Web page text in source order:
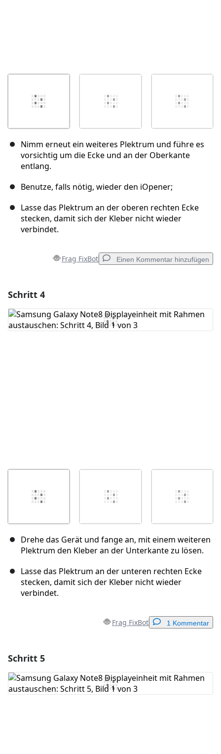
Nimm erneut ein weiteres Plektrum und führe es
vorsichtig um die Ecke und an der Oberkante
entlang.
Benutze, falls nötig, wieder den iOpener;
Lasse das Plektrum an der oberen rechten Ecke
stecken, damit sich der Kleber nicht wieder
verbindet.
Frag FixBot Einen Kommentar hinzufügen
Kommentar hinzufügen
Schritt 4
Drehe das Gerät und fange an, mit einem weiteren
Plektrum den Kleber an der Unterkante zu lösen.
Lasse das Plektrum an der unteren rechten Ecke
stecken, damit sich der Kleber nicht wieder
verbindet.
Frag FixBot 1 Kommentar
Kommentar hinzufügen
Schritt 5